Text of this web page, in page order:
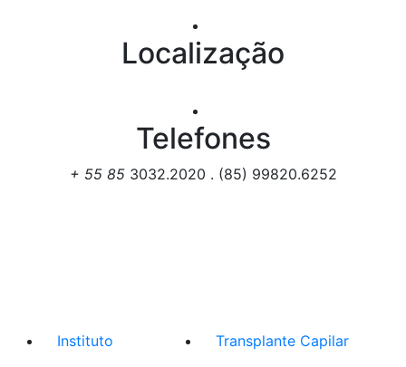
Localização
Telefones
+ 55 853032.2020 . (85) 99820.6252
Instituto
Transplante Capilar